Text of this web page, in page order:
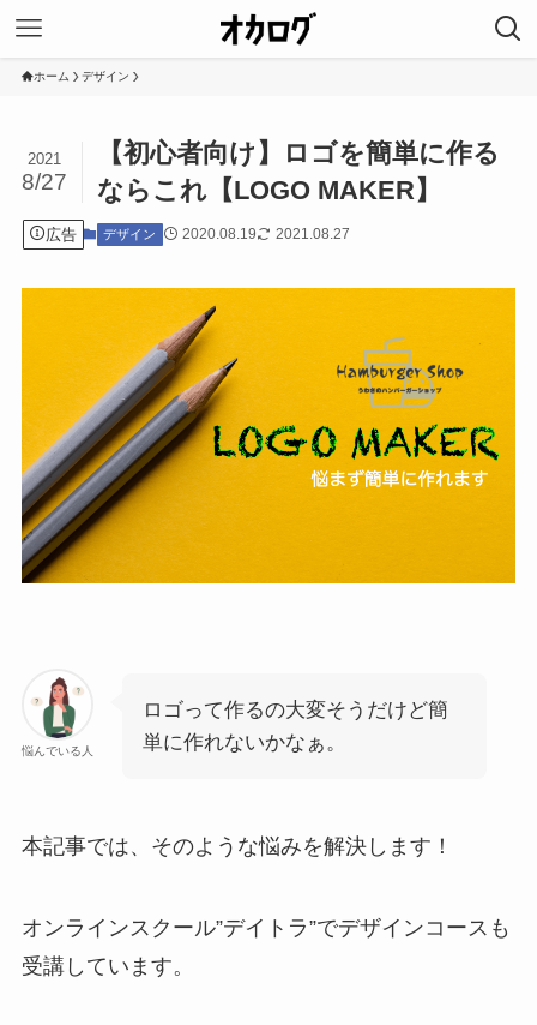
ホーム デザイン
【初心者向け】ロゴを簡単に作る
ならこれ【LOGO MAKER】
2021
8/27
広告 デザイン 2020.08.19 2021.08.27
悩んでいる人
ロゴって作るの大変そうだけど簡
単に作れないかなぁ。
本記事では、そのような悩みを解決します！
オンラインスクール”デイトラ”でデザインコースも
受講しています。